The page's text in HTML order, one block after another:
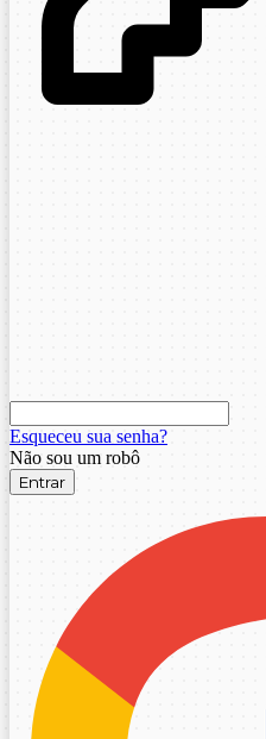
Esqueceu sua senha?
Não sou um robô
Entrar